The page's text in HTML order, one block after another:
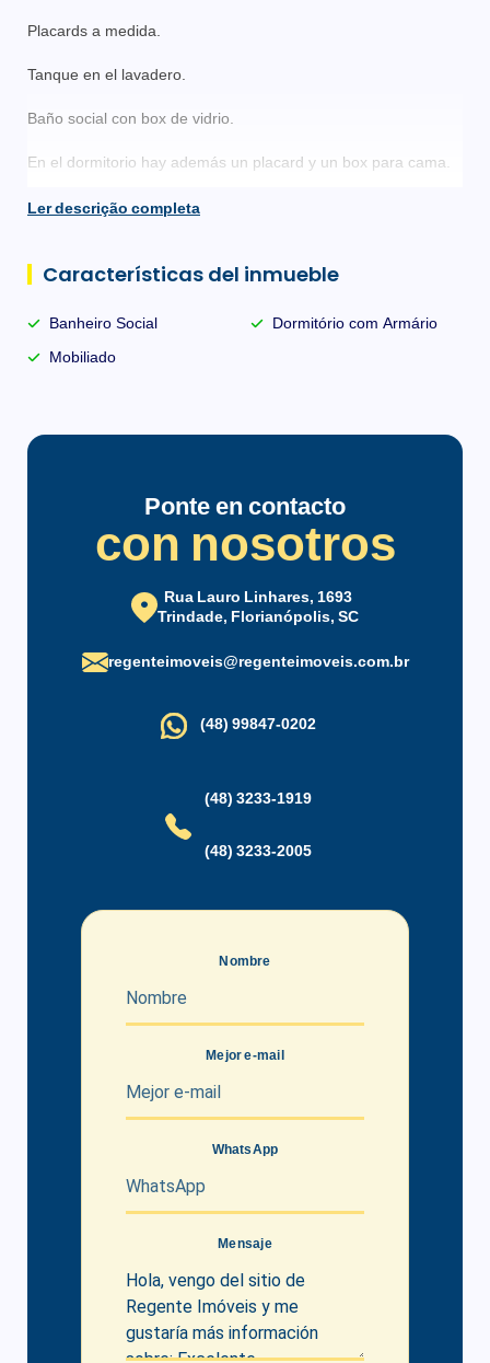
Placards a medida.
Tanque en el lavadero.
Baño social con box de vidrio.
En el dormitorio hay además un placard y un box para cama.
El monoambiente cuenta con una excelente ubicación cerca
El barrio de Trindade ofrece todo lo que necesitás sin moverte
bancos, gimnasios y centros comerciales están dispersos por
sus calles principales.
bares, restaurantes y cafés ideales para un almuerzo rápido o
un happy hour con amigos.
Ler descrição completa
Características del inmueble
Banheiro Social
Dormitório com Armário
Mobiliado
Ponte en contacto
con nosotros
Rua Lauro Linhares, 1693
Trindade, Florianópolis, SC
regenteimoveis@regenteimoveis.com.br
(48) 99847-0202
(48) 3233-1919
(48) 3233-2005
Nombre
Mejor e-mail
WhatsApp
Mensaje